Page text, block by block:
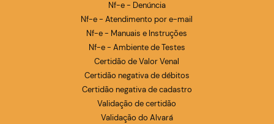
Nf-e - Denúncia
Nf-e - Atendimento por e-mail
Nf-e - Manuais e Instruções
Nf-e - Ambiente de Testes
Certidão de Valor Venal
Certidão negativa de débitos
Certidão negativa de cadastro
Validação de certidão
Validação do Alvará